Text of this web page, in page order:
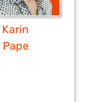
Karin
Pape